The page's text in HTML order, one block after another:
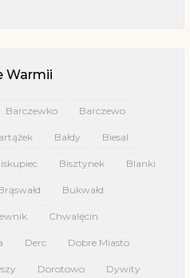
Warmii
Barczewko Barczewo
Bałdy Biesal
Bisztynek Blanki
Bukwałd
Chwalęcin
Derc Dobre Miasto
Dorotowo Dywity